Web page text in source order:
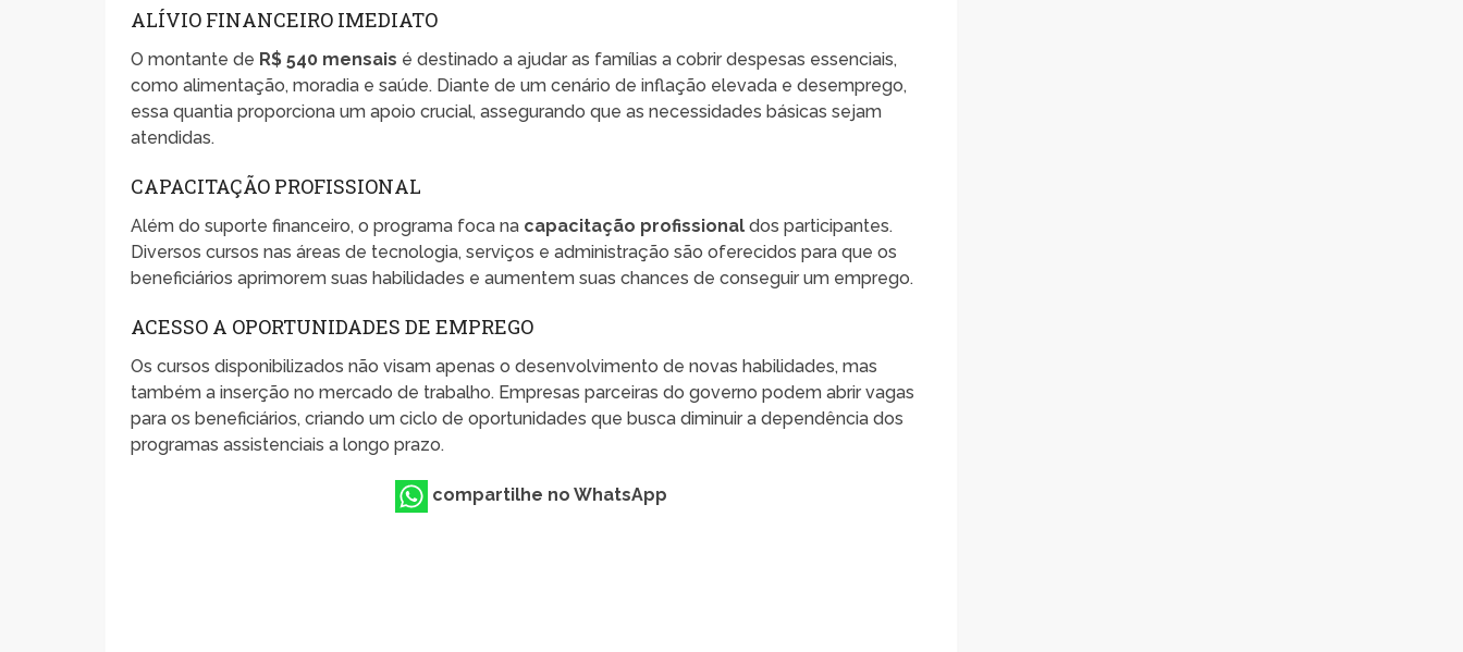
ALÍVIO FINANCEIRO IMEDIATO
O montante de R$ 540 mensais é destinado a ajudar as famílias a cobrir despesas essenciais,
como alimentação, moradia e saúde. Diante de um cenário de inflação elevada e desemprego,
essa quantia proporciona um apoio crucial, assegurando que as necessidades básicas sejam
atendidas.
CAPACITAÇÃO PROFISSIONAL
Além do suporte financeiro, o programa foca na capacitação profissional dos participantes.
Diversos cursos nas áreas de tecnologia, serviços e administração são oferecidos para que os
beneficiários aprimorem suas habilidades e aumentem suas chances de conseguir um emprego.
ACESSO A OPORTUNIDADES DE EMPREGO
Os cursos disponibilizados não visam apenas o desenvolvimento de novas habilidades, mas
também a inserção no mercado de trabalho. Empresas parceiras do governo podem abrir vagas
para os beneficiários, criando um ciclo de oportunidades que busca diminuir a dependência dos
programas assistenciais a longo prazo.
compartilhe no WhatsApp